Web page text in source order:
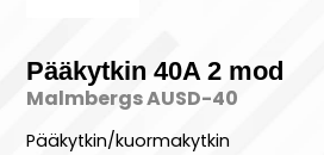
Pääkytkin 40A 2 mod
Malmbergs AUSD-40
Pääkytkin/kuormakytkin